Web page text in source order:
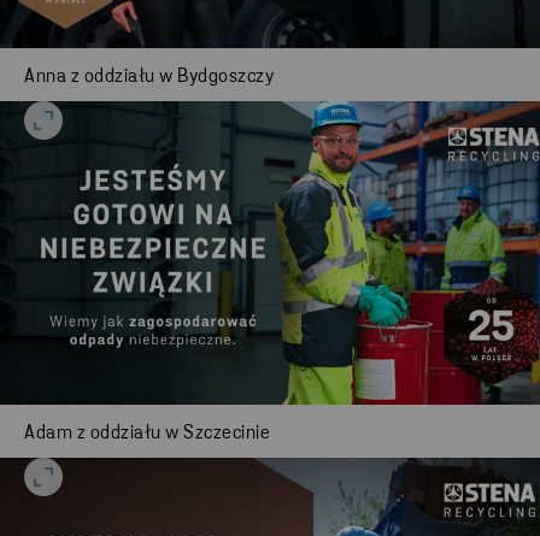
Anna z oddziału w Bydgoszczy
Adam z oddziału w Szczecinie